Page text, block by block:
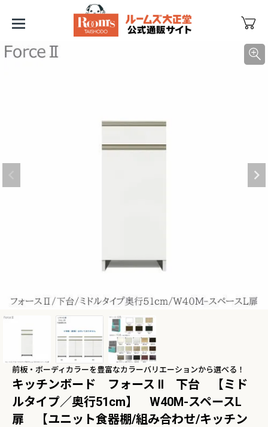
SN【リビン
インク
レザーテックス カウチソフ
ァ マウルス2 プライム
PLT【在庫色/特注色】オッ
トマン分離型自由レイアウ
ト 幅218cm リラックスフ
ォーム ラグジュアリー 関家
具
¥139,800税込
【人気ロングセラー】バルバーニ・ワークス
タジオシリーズ
【国産・高品質の書斎家
ードシリーズ
前板・ボーディカラーを豊富なカラーバリエーションから選べる！
キッチンボード フォース ll 下台 【ミド
ルタイプ／奥行51cm】 W40M-スペースL
扉 【ユニット食器棚/組み合わせ/キッチン